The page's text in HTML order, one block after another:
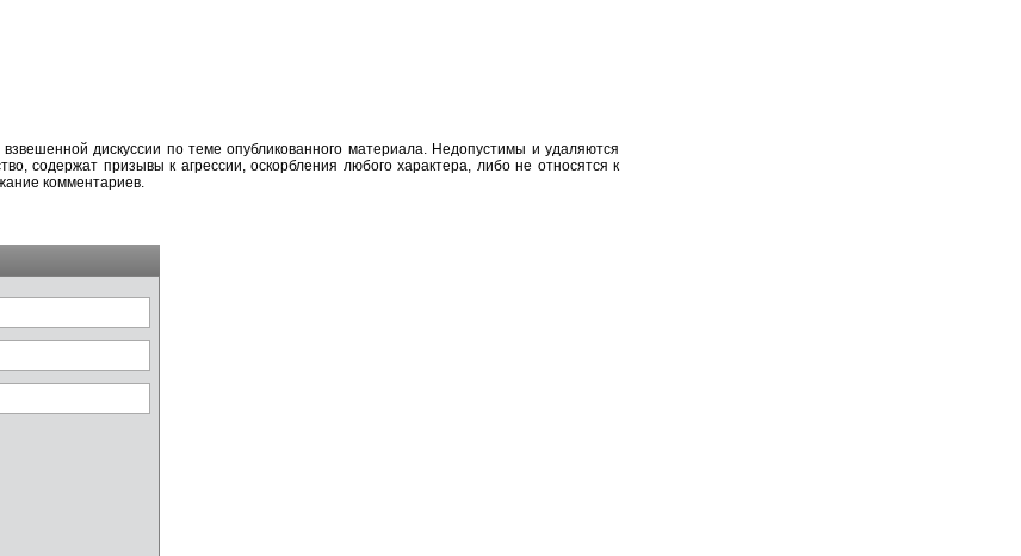
дискуссии по теме опубликованного материала. Недопустимы и удаляются
содержат призывы к агрессии, оскорбления любого характера, либо не относятся к
комментариев.